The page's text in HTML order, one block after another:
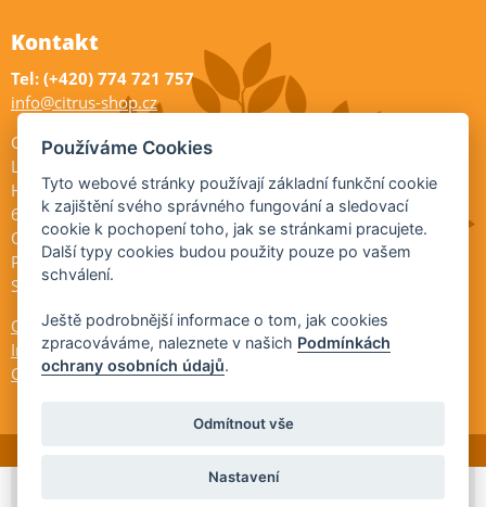
Kontakt
Tel: (+420) 774 721 757
info@citrus-shop.cz
Citrus shop zahradnictví
Legionářů 2
Hodonín
695 01
Otevřeno:
Po-Pá 9-17
So 9-11:30
Ochrana osobních údajů
Informace ÚKZÚZ
Cookies
Používáme Cookies
Tyto webové stránky používají základní funkční cookie
k zajištění svého správného fungování a sledovací
cookie k pochopení toho, jak se stránkami pracujete.
Další typy cookies budou použity pouze po vašem
schválení.
Ještě podrobnější informace o tom, jak cookies
zpracováváme, naleznete v našich Podmínkách
ochrany osobních údajů.
Odmítnout vše
Nastavení